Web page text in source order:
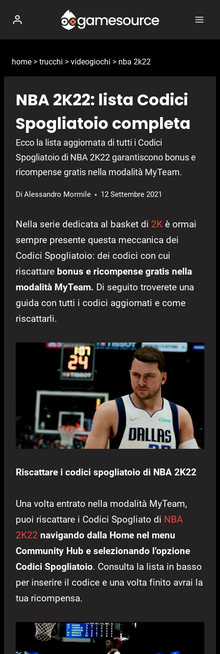
contenuto
home > trucchi > videogiochi > nba 2k22
NBA 2K22: lista Codici
Spogliatoio completa
Ecco la lista aggiornata di tutti i Codici
Spogliatoio di NBA 2K22 garantiscono bonus e
ricompense gratis nella modalità MyTeam.
Di Alessandro Mormile 12 Settembre 2021
Nella serie dedicata al basket di 2K è ormai
sempre presente questa meccanica dei
Codici Spogliatoio: dei codici con cui
riscattare bonus e ricompense gratis nella
modalità MyTeam. Di seguito troverete una
guida con tutti i codici aggiornati e come
riscattarli.
Riscattare i codici spogliatoio di NBA 2K22
Una volta entrato nella modalità MyTeam,
puoi riscattare i Codici Spogliato di NBA
2K22 navigando dalla Home nel menu
Community Hub e selezionando l’opzione
Codici Spogliatoio. Consulta la lista in basso
per inserire il codice e una volta finito avrai la
tua ricompensa.